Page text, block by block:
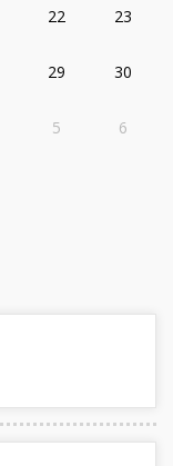
22 23
29 30
5 6